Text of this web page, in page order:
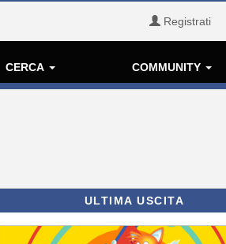
Registrati
CERCA COMMUNITY
ULTIMA USCITA